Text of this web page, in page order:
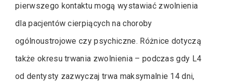
pierwszego kontaktu mogą wystawiać zwolnienia
dla pacjentów cierpiących na choroby
ogólnoustrojowe czy psychiczne. Różnice dotyczą
także okresu trwania zwolnienia – podczas gdy L4
od dentysty zazwyczaj trwa maksymalnie 14 dni,